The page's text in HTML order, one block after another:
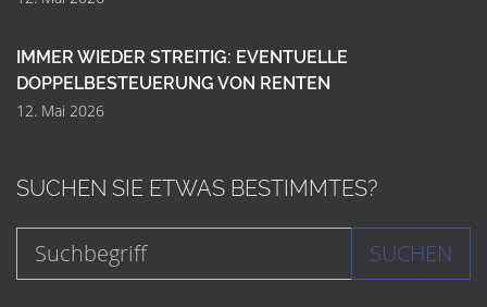
IMMER WIEDER STREITIG: EVENTUELLE
DOPPELBESTEUERUNG VON RENTEN
12. Mai 2026
SUCHEN SIE ETWAS BESTIMMTES?
SUCHEN